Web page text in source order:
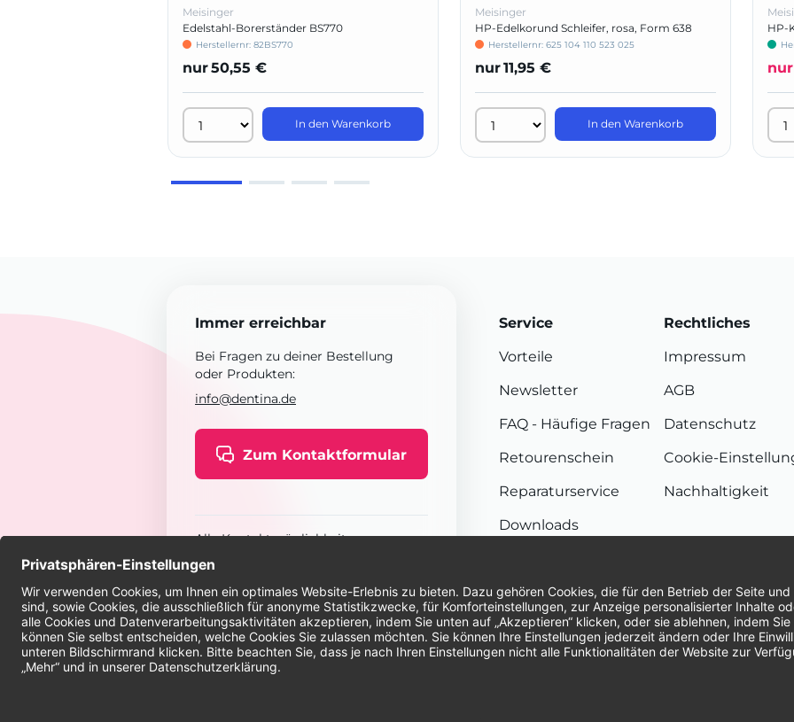
Meisinger
Edelstahl-Borerständer BS770
Herstellernr: 82BS770
nur50,55 €
In den Warenkorb
Meisinger
HP-Edelkorund Schleifer, rosa, Form 638
Herstellernr: 625 104 110 523 025
nur11,95 €
In den Warenkorb
HP-
nur
Immer erreichbar
Bei Fragen zu deiner Bestellung
oder Produkten:
info@dentina.de
Zum Kontaktformular
Alle Kontaktmöglichkeiten
Service
Vorteile
Newsletter
FAQ - Häufige Fragen
Retourenschein
Reparaturservice
Downloads
Rechtliches
Impressum
AGB
Datenschutz
Cookie-
Nachhaltigkeit